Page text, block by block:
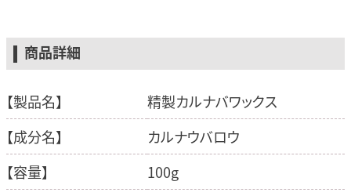
商品詳細
【製品名】
精製カルナバワックス
【成分名】
カルナウバロウ
【容量】
100g